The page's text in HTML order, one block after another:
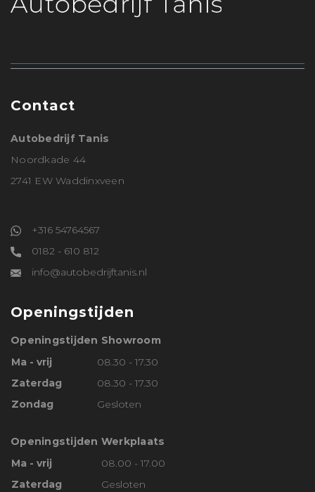
Contact
Autobedrijf Tanis
Noordkade 44
2741 EW Waddinxveen
+316 54764567
0182 - 610 812
info@autobedrijftanis.nl
Openingstijden
Openingstijden Showroom
Ma - vrij
08.30 - 17.30
Zaterdag
08.30 - 17.30
Zondag
Gesloten
Openingstijden Werkplaats
Ma - vrij
08.00 - 17.00
Zaterdag
Gesloten